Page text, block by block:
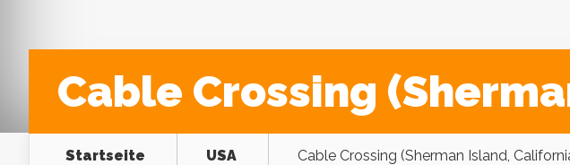
Cable Crossing
Startseite USA Cable Crossing (Sherman Island,